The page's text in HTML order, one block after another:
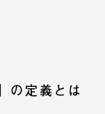
の定義とは